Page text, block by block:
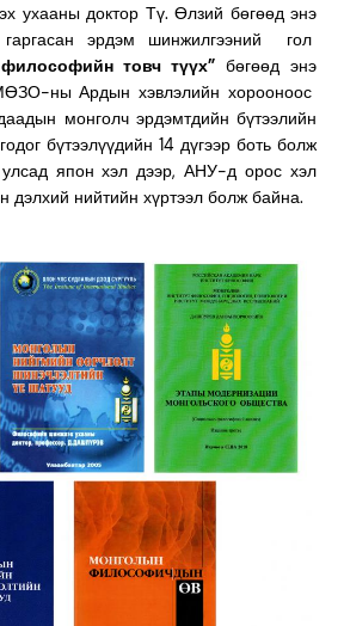
ухааны доктор Тү. Өлзий бөгөөд энэ
гаргасан эрдэм шинжилгээний гол
товч түүх” бөгөөд энэ
ны Ардын хэвлэлийн хорооноос
монголч эрдэмтдийн бүтээлийн
бүтээлүүдийн 14 дүгээр боть болж
улсад япон хэл дээр, АНУ-д орос хэл
дэлхий нийтийн хүртээл болж байна.